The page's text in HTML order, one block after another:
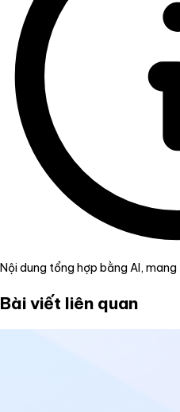
Nội dung tổng hợp bằng AI,
Bài viết liên quan